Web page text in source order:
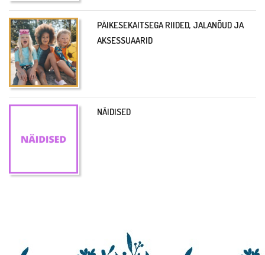
PÄIKESEKAITSEGA RIIDED, JALANÕUD JA
AKSESSUAARID
NÄIDISED